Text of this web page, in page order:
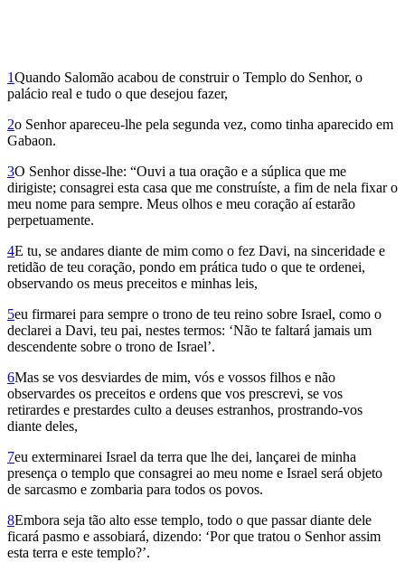
1Quando Salomão acabou de construir o Templo do Senhor, o
palácio real e tudo o que desejou fazer,
2o Senhor apareceu-lhe pela segunda vez, como tinha aparecido em
Gabaon.
3O Senhor disse-lhe: “Ouvi a tua oração e a súplica que me
dirigiste; consagrei esta casa que me construíste, a fim de nela fixar o
meu nome para sempre. Meus olhos e meu coração aí estarão
perpetuamente.
4E tu, se andares diante de mim como o fez Davi, na sinceridade e
retidão de teu coração, pondo em prática tudo o que te ordenei,
observando os meus preceitos e minhas leis,
5eu firmarei para sempre o trono de teu reino sobre Israel, como o
declarei a Davi, teu pai, nestes termos: ‘Não te faltará jamais um
descendente sobre o trono de Israel’.
6Mas se vos desviardes de mim, vós e vossos filhos e não
observardes os preceitos e ordens que vos prescrevi, se vos
retirardes e prestardes culto a deuses estranhos, prostrando-vos
diante deles,
7eu exterminarei Israel da terra que lhe dei, lançarei de minha
presença o templo que consagrei ao meu nome e Israel será objeto
de sarcasmo e zombaria para todos os povos.
8Embora seja tão alto esse templo, todo o que passar diante dele
ficará pasmo e assobiará, dizendo: ‘Por que tratou o Senhor assim
esta terra e este templo?’.